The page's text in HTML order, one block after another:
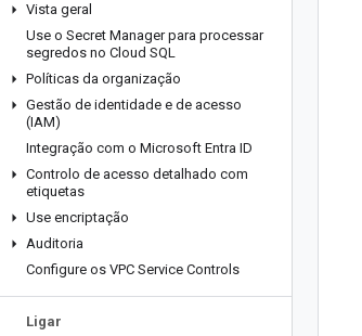
Vista geral
Use o Secret Manager para processar
segredos no Cloud SQL
Políticas da organização
Gestão de identidade e de acesso
(IAM)
Integração com o Microsoft Entra ID
Controlo de acesso detalhado com
etiquetas
Use encriptação
Auditoria
Configure os VPC Service Controls
Ligar